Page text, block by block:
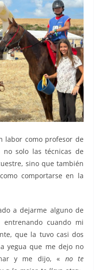
labor como profesor de
solo las técnicas de
sino que también
comportarse en la
a dejarme alguno de
cuando mi
que la tuvo casi dos
yegua que me dejo no
y me dijo, « no te